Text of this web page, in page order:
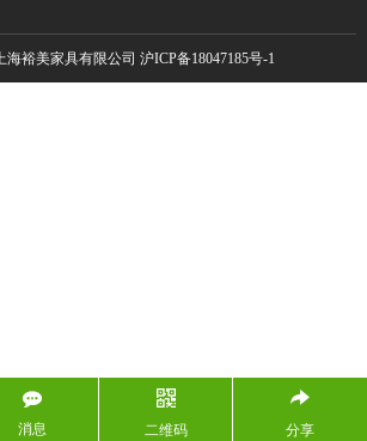
海裕美家具有限公司沪ICP备18047185号-1
消息 二维码 分享